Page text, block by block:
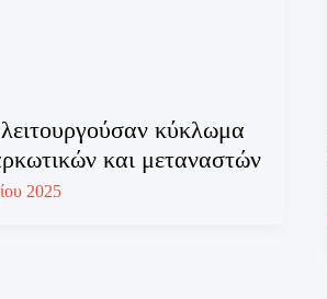
κύκλωμα
και μεταναστών
2025